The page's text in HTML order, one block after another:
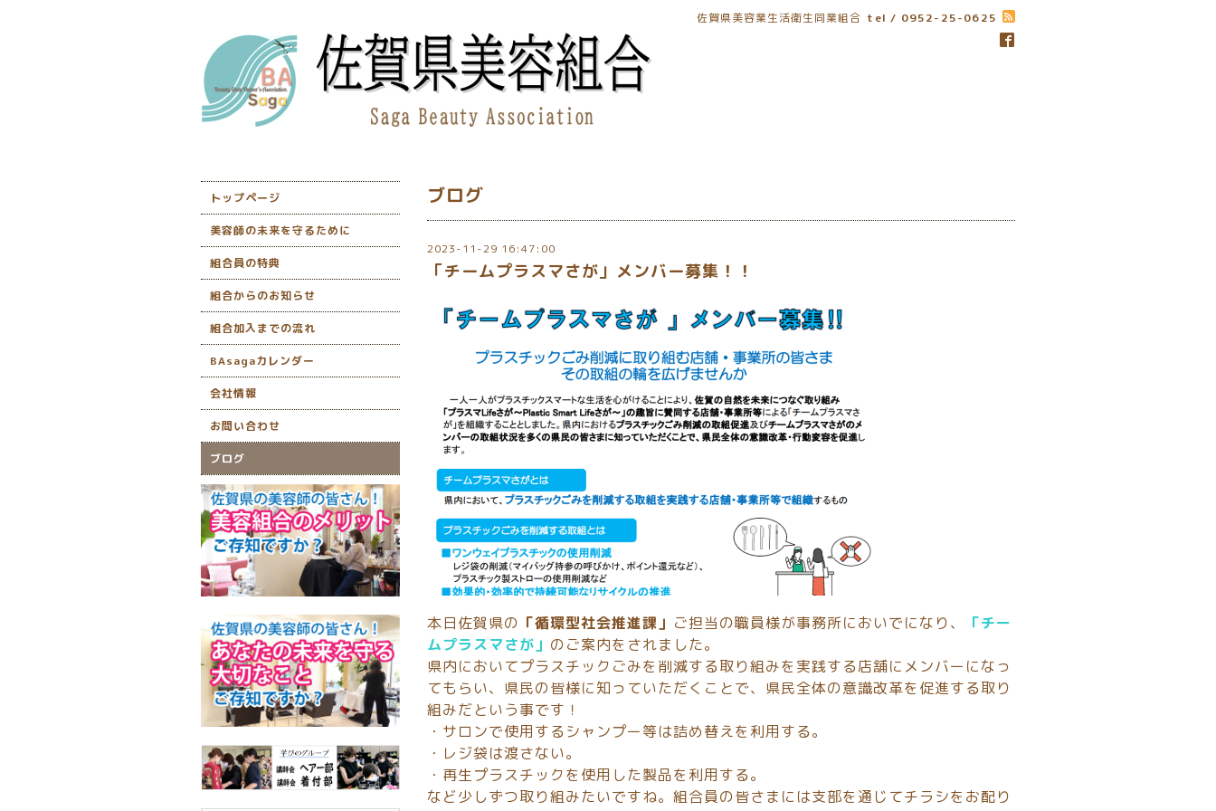
佐賀県美容業生活衛生同業組合 tel / 0952-25-0625
ブログ
2023-11-29 16:47:00
「チームプラスマさが」メンバー募集！！
本日佐賀県の 「循環型社会推進課」 ご担当の職員様が事務所においでになり、
「チー
ムプラスマさが」 のご案内をされました。
県内においてプラスチックごみを削減する取り組みを実践する店舗にメンバーになっ
てもらい、県民の皆様に知っていただくことで、県民全体の意識改革を促進する取り
組みだという事です！
・サロンで使用するシャンプー等は詰め替えを利用する。
・レジ袋は渡さない。
・再生プラスチックを使用した製品を利用する。
など少しずつ取り組みたいですね。組合員の皆さまには支部を通じてチラシをお配り
トップページ
美容師の未来を守るために
組合員の特典
組合からのお知らせ
組合加入までの流れ
BAsagaカレンダー
会社情報
お問い合わせ
ブログ